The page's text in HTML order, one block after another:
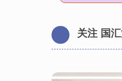
关注 国